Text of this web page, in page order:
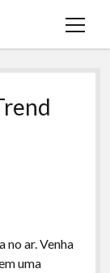
open
no ar. Venha
uma